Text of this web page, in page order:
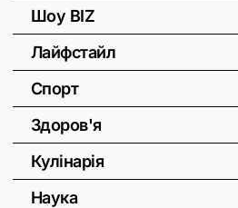
Шоу BIZ
Лайфстайл
Спорт
Здоров'я
Кулінарія
Наука